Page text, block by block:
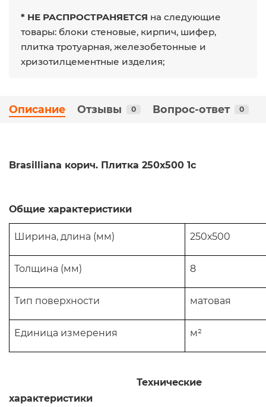
* НЕ РАСПРОСТРАНЯЕТСЯ на следующие
товары: блоки стеновые, кирпич, шифер,
плитка тротуарная, железобетонные и
хризотилцементные изделия;
Описание Отзывы 0 Вопрос-ответ 0
Brasilliana корич. Плитка 250х500 1с
Общие характеристики
Ширина, длина (мм) 250х500
Толщина (мм) 8
Тип поверхности матовая
Единица измерения м²
Технические
характеристики